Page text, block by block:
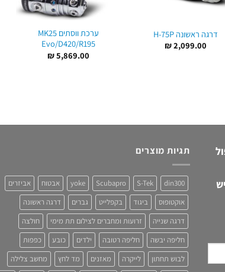
דרגה ראשונה H-75P
₪2,099.00
ערכת ווסתים MK25
Evo/D420/R195
₪5,869.00
תגיות מוצרים
din300
S-Tek
Scubapro
yoke אבטוח
אביזרים
אוקטופוס
ביגוד בקפלייט גברים
דרגה ראשונה
דרגה שנייה
זרועות ומחברים לצילום תת מימי
חולצה
חליפה יבשה
חליפה רטובה ילדים כובע
כפפות
לבוש תחתון
לייקרה מאזנים מד לחץ
מחשב צלילה